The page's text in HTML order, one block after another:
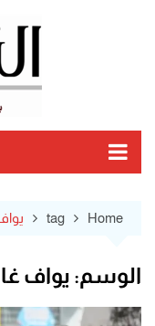
Home
tag
الوسم: يواف